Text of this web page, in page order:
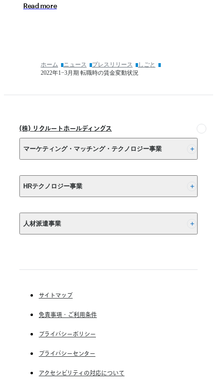
況」
3
代
経
験
の
棚
は
以
ぼ
Read more
ホーム ニュース プレスリリース
しごと
2022年1−3月期 転職時の賃金変動状況
(株) リクルートホールディングス
マーケティング・マッチング・テクノロジー事業
(株) リクルート
HRテクノロジー事業
(株) インディードリクルートパートナーズ
(株) インディードリクルートテクノロジーズ
人材派遣事業
RGF Staffing France SAS
RGF Staffing Germany GmbH
RGF Staffing the Netherlands B.V.
Unique NV
サイトマップ
免責事項・ご利用条件
プライバシーポリシー
プライバシーセンター
アクセシビリティの対応について